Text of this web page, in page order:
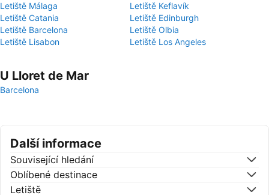
Letiště Málaga
Letiště Keflavík
Letiště Catania
Letiště Edinburgh
Letiště Barcelona
Letiště Olbia
Letiště Lisabon
Letiště Los Angeles
U Lloret de Mar
Barcelona
Další informace
Související hledání
Oblíbené destinace
Letiště